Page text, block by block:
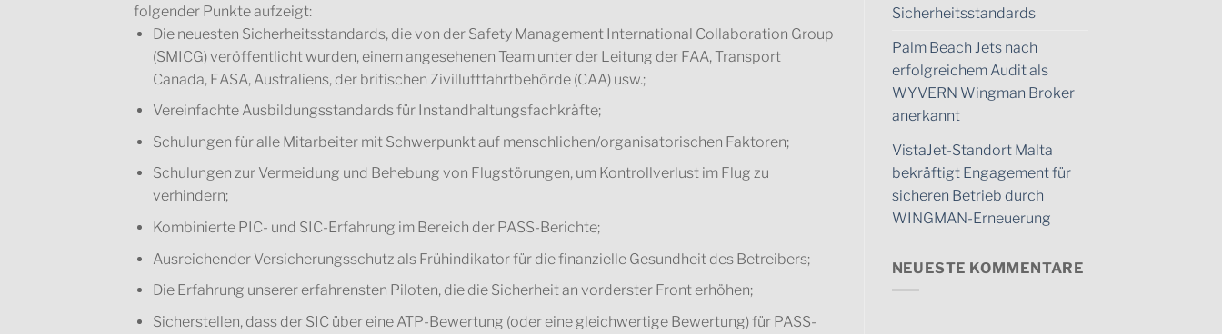
folgender Punkte aufzeigt:
Die neuesten Sicherheitsstandards, die von der Safety Management International Collaboration Group
(SMICG) veröffentlicht wurden, einem angesehenen Team unter der Leitung der FAA, Transport
Canada, EASA, Australiens, der britischen Zivilluftfahrtbehörde (CAA) usw.;
Vereinfachte Ausbildungsstandards für Instandhaltungsfachkräfte;
Schulungen für alle Mitarbeiter mit Schwerpunkt auf menschlichen/organisatorischen Faktoren;
Schulungen zur Vermeidung und Behebung von Flugstörungen, um Kontrollverlust im Flug zu
verhindern;
Kombinierte PIC- und SIC-Erfahrung im Bereich der PASS-Berichte;
Ausreichender Versicherungsschutz als Frühindikator für die finanzielle Gesundheit des Betreibers;
Die Erfahrung unserer erfahrensten Piloten, die die Sicherheit an vorderster Front erhöhen;
Sicherstellen, dass der SIC über eine ATP-Bewertung (oder eine gleichwertige Bewertung) für PASS-
Sicherheitsstandards
Palm Beach Jets nach
erfolgreichem Audit als
WYVERN Wingman Broker
anerkannt
VistaJet-Standort Malta
bekräftigt Engagement für
sicheren Betrieb durch
WINGMAN-Erneuerung
NEUESTE KOMMENTARE